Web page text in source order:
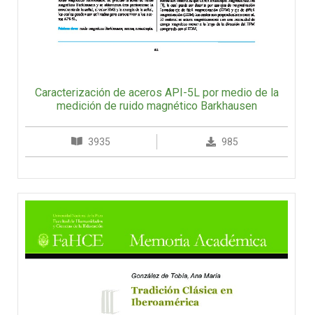
Caracterización de aceros API-5L por medio de la
medición de ruido magnético Barkhausen
3935 985